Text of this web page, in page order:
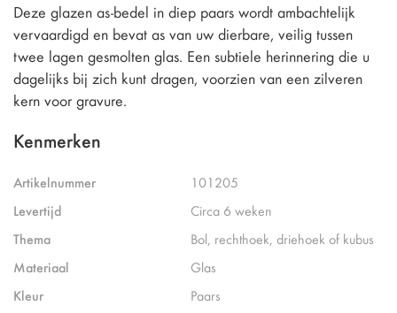
Deze glazen as-bedel in diep paars wordt ambachtelijk
vervaardigd en bevat as van uw dierbare, veilig tussen
twee lagen gesmolten glas. Een subtiele herinnering die u
dagelijks bij zich kunt dragen, voorzien van een zilveren
kern voor gravure.
Kenmerken
Artikelnummer
101205
Levertijd
Circa 6 weken
Thema
Bol, rechthoek, driehoek of kubus
Materiaal
Glas
Kleur
Paars